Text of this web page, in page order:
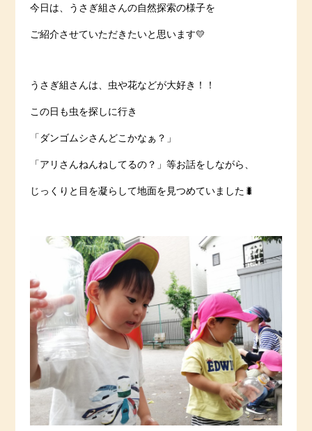
今日は、うさぎ組さんの自然探索の様子を
ご紹介させていただきたいと思います💛
うさぎ組さんは、虫や花などが大好き！！
この日も虫を探しに行き
「ダンゴムシさんどこかなぁ？」
「アリさんねんねしてるの？」等お話をしながら、
じっくりと目を凝らして地面を見つめていました🐛